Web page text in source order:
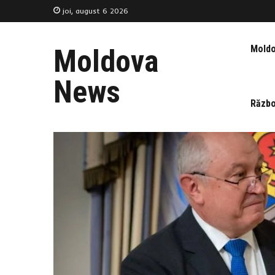
joi, august 6 2026
Moldova
News